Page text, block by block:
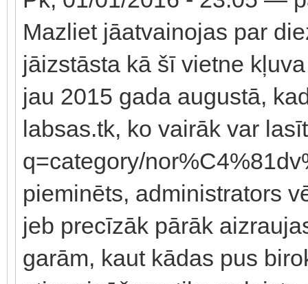
Mazliet jāatvainojas par
jāizstāsta kā šī vietne
jau 2015 gada augustā,
labsas.tk, ko vairāk var
q=category/
pieminēts, administrators
jeb precīzāk pārāk
garām, kaut kādas pus